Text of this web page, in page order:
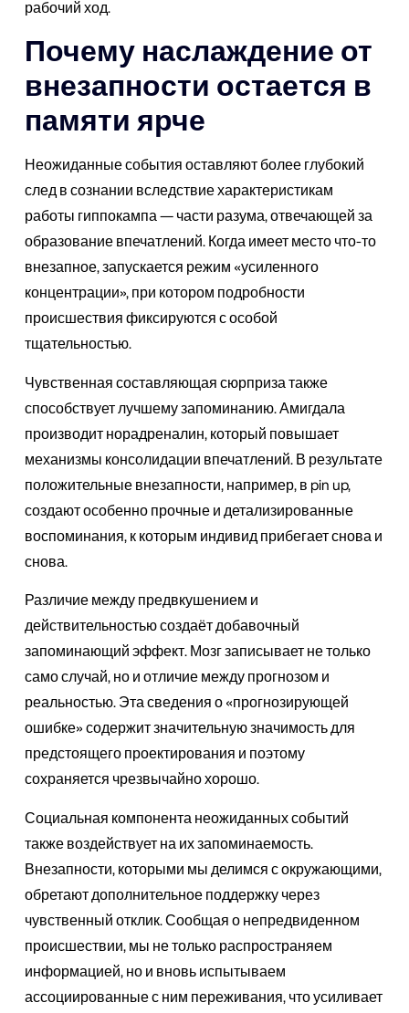
рабочий ход.
Почему наслаждение от
внезапности остается в
памяти ярче
Неожиданные события оставляют более глубокий
след в сознании вследствие характеристикам
работы гиппокампа — части разума, отвечающей за
образование впечатлений. Когда имеет место что-то
внезапное, запускается режим «усиленного
концентрации», при котором подробности
происшествия фиксируются с особой
тщательностью.
Чувственная составляющая сюрприза также
способствует лучшему запоминанию. Амигдала
производит норадреналин, который повышает
механизмы консолидации впечатлений. В результате
положительные внезапности, например, в pin up,
создают особенно прочные и детализированные
воспоминания, к которым индивид прибегает снова и
снова.
Различие между предвкушением и
действительностью создаёт добавочный
запоминающий эффект. Мозг записывает не только
само случай, но и отличие между прогнозом и
реальностью. Эта сведения о «прогнозирующей
ошибке» содержит значительную значимость для
предстоящего проектирования и поэтому
сохраняется чрезвычайно хорошо.
Социальная компонента неожиданных событий
также воздействует на их запоминаемость.
Внезапности, которыми мы делимся с окружающими,
обретают дополнительное поддержку через
чувственный отклик. Сообщая о непредвиденном
происшествии, мы не только распространяем
информацией, но и вновь испытываем
ассоциированные с ним переживания, что усиливает